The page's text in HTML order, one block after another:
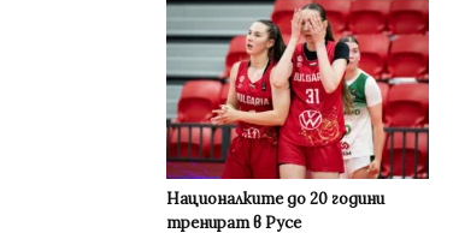
Националките до 20 години
тренират в Русе